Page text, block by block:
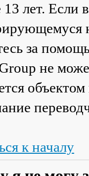
лет. Если
за
не
к началу